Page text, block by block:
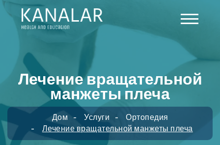
Skip to main content
Лечение вращательной
манжеты плеча
Дом Услуги
Ортопедия
Лечение вращательной манжеты плеча